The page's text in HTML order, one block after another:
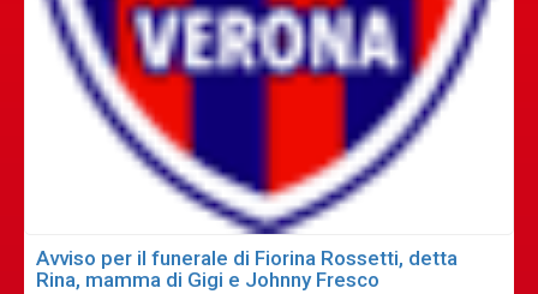
Avviso per il funerale di Fiorina Rossetti, detta
Rina, mamma di Gigi e Johnny Fresco